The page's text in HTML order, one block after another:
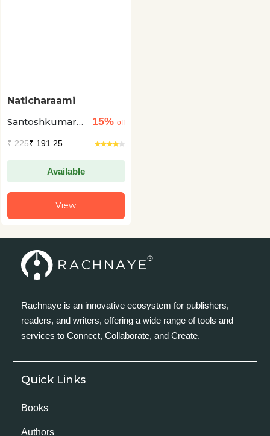
Naticharaami
Santoshkumar
15% off
₹225₹ 191.25
Available
View
Rachnaye is an innovative ecosystem for publishers,
readers, and writers, offering a wide range of tools and
services to Connect, Collaborate, and Create.
Quick Links
Books
Authors